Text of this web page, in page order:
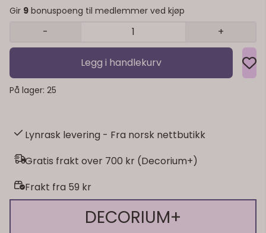
Gir 9 bonuspoeng til medlemmer ved kjøp
- +
Legg i handlekurv
På lager: 25
Lynrask levering - Fra norsk nettbutikk
Gratis frakt over 700 kr (Decorium+)
Frakt fra 59 kr
DECORIUM+